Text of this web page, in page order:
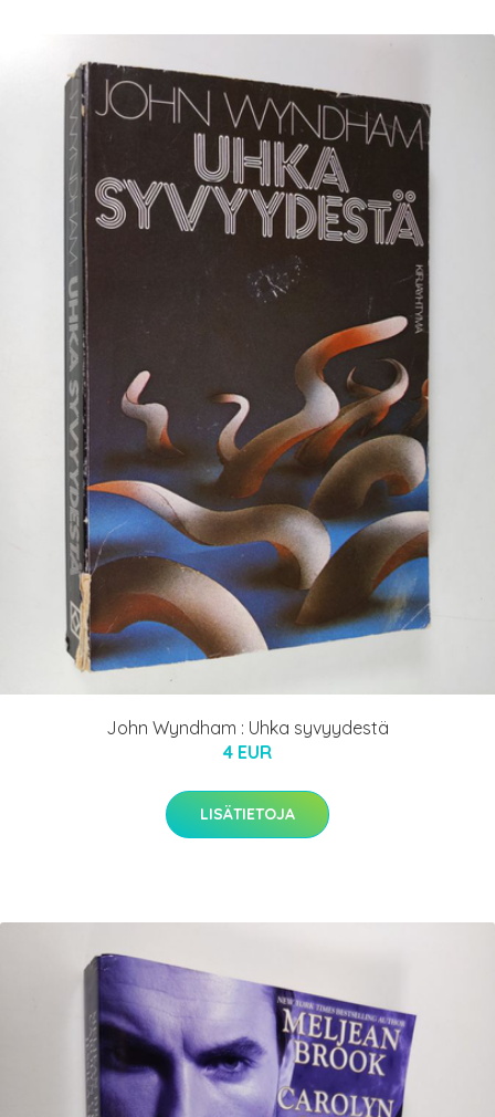
John Wyndham : Uhka syvyydestä
4 EUR
LISÄTIETOJA